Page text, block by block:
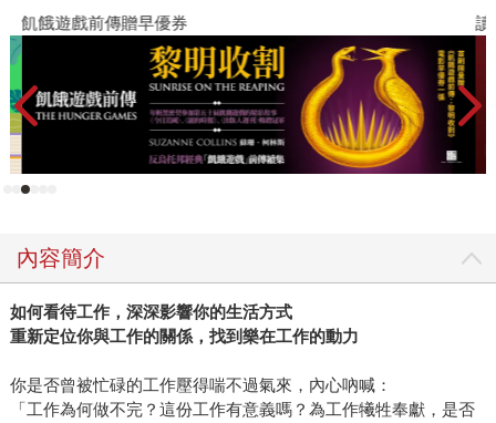
飢餓遊戲前傳贈早優券 讀
內容簡介
如何看待工作，深深影響你的生活方式
重新定位你與工作的關係，找到樂在工作的動力
你是否曾被忙碌的工作壓得喘不過氣來，內心吶喊：
「工作為何做不完？這份工作有意義嗎？為工作犧牲奉獻，是否